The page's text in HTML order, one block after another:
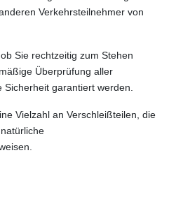
Verkehrsteilnehmer von
Sie rechtzeitig zum Stehen
Überprüfung aller
garantiert werden.
Vielzahl an Verschleißteilen, die